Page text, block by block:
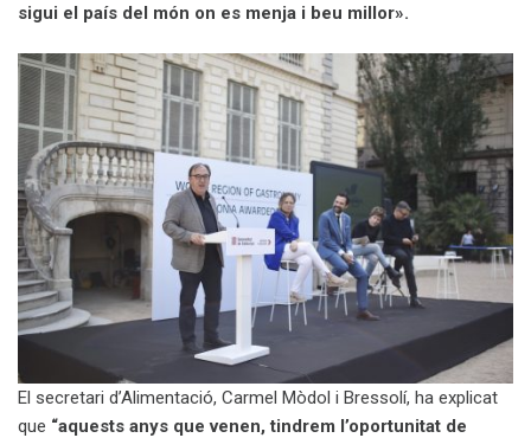
sigui el país del món on es menja i beu millor».
El secretari d’Alimentació, Carmel Mòdol i Bressolí, ha explicat
que “aquests anys que venen, tindrem l’oportunitat de